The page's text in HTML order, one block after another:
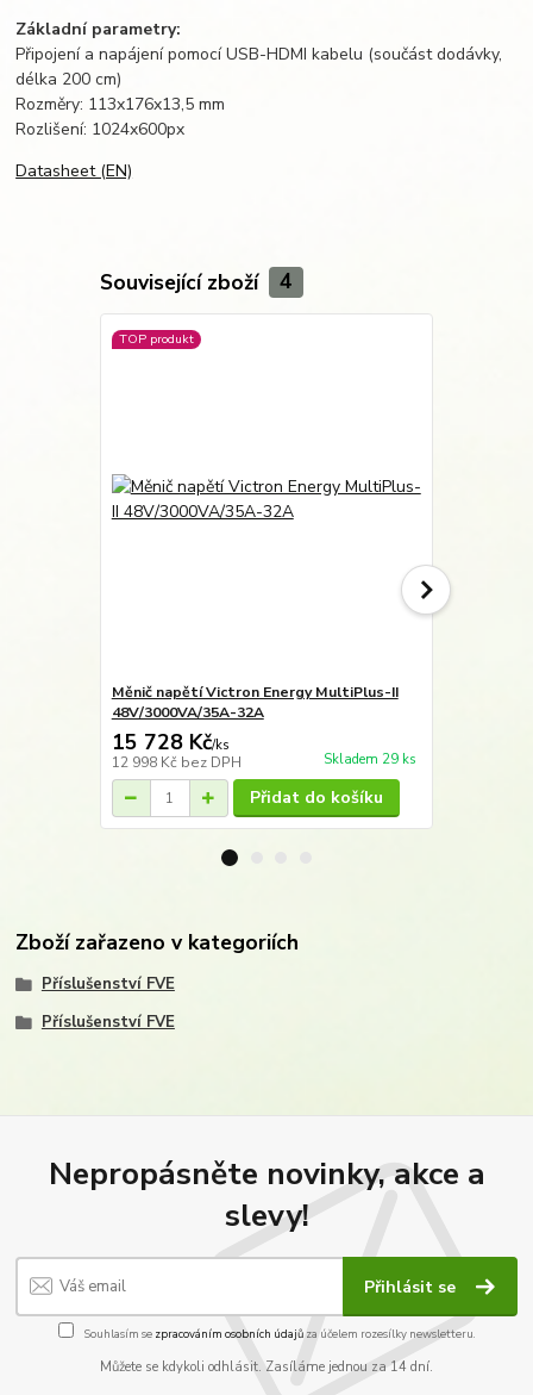
Základní parametry:
Připojení a napájení pomocí USB-HDMI kabelu (součást dodávky,
délka 200 cm)
Rozměry: 113x176x13,5 mm
Rozlišení: 1024x600px
Datasheet (EN)
Související zboží 4
TOP produkt
Měnič napětí Victron Energy MultiPlus-II
48V/3000VA/35A-32A
15 728 Kč/ks
12 998 Kč bez DPH Skladem 29 ks
Přidat do košíku
Zboží zařazeno v kategoriích
Příslušenství FVE
Příslušenství FVE
Nepropásněte novinky, akce a
slevy!
Přihlásit se
Souhlasím se zpracováním osobních údajůza účelem rozesílky newsletteru.
Můžete se kdykoli odhlásit. Zasíláme jednou za 14 dní.